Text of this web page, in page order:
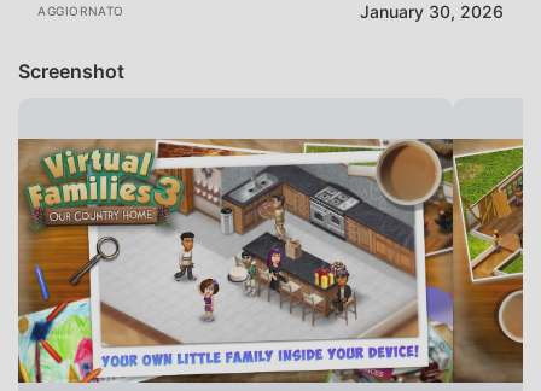
AGGIORNATO January 30, 2026
Screenshot